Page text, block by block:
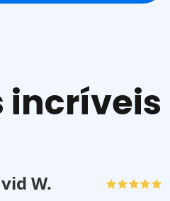
incríveis
W.